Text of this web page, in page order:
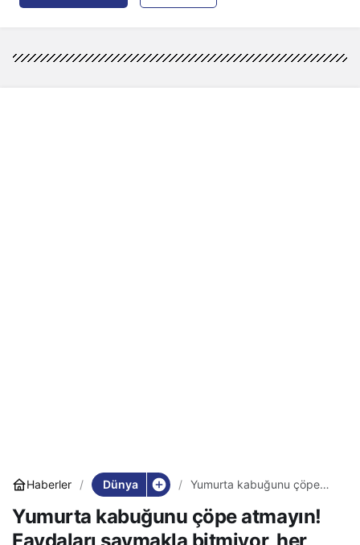
Haberler Dünya
Yumurta kabuğunu çöpe
bitmiyor, her derde deva
Yumurta kabuğunu çöpe atmayın!
Faydaları saymakla bitmiyor, her